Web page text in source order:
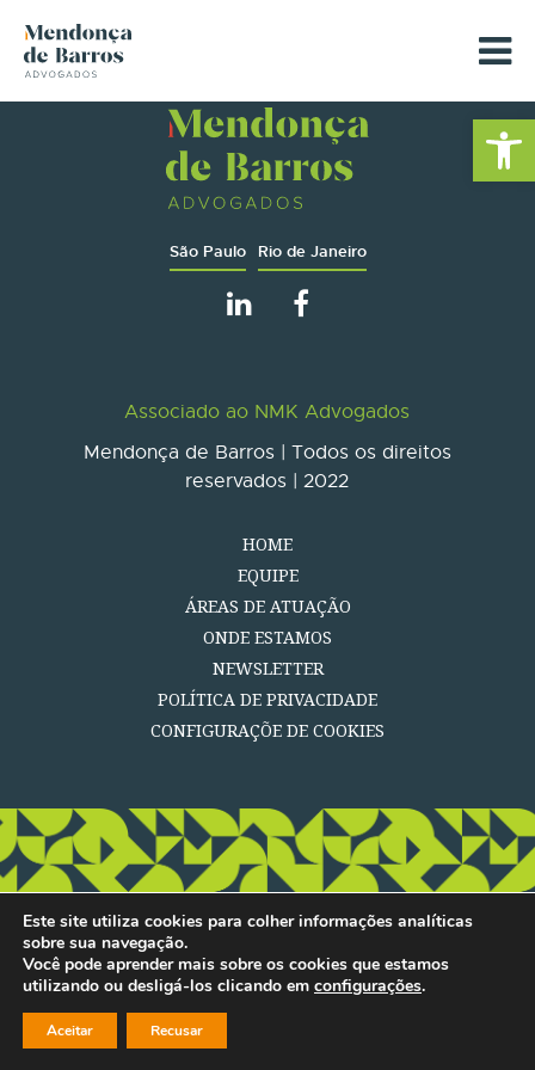
Barra de
São Paulo Rio de Janeiro
Associado ao NMK Advogados
Mendonça de Barros | Todos os direitos
reservados | 2022
HOME
EQUIPE
ÁREAS DE ATUAÇÃO
ONDE ESTAMOS
NEWSLETTER
POLÍTICA DE PRIVACIDADE
CONFIGURAÇÕE DE COOKIES
Este site utiliza cookies para colher informações analíticas
sobre sua navegação.
Você pode aprender mais sobre os cookies que estamos
utilizando ou desligá-los clicando em configurações.
Aceitar Recusar